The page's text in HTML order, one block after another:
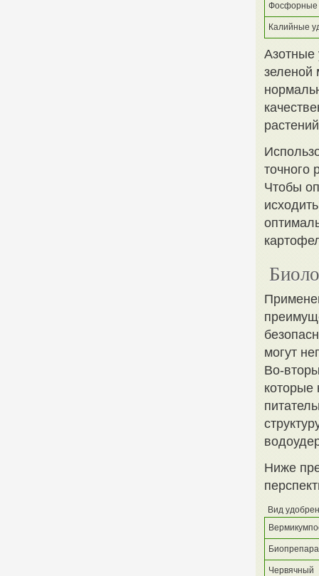
Фосфорные
Калийные
Азотные
зеленой
точного
Чтобы
могут
Во-
которые
Ниже
Вид
Червячный